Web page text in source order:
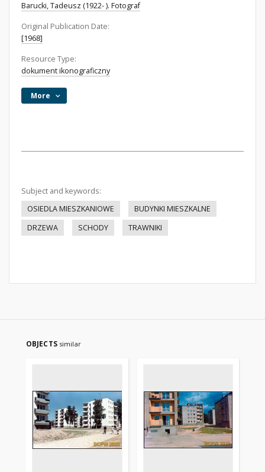
Barucki, Tadeusz (1922- ). Fotograf
Original Publication Date:
[1968]
Resource Type:
dokument ikonograficzny
More
Subject and keywords:
OSIEDLA MIESZKANIOWE
BUDYNKI MIESZKALNE
DRZEWA
SCHODY TRAWNIKI
OBJECTS similar